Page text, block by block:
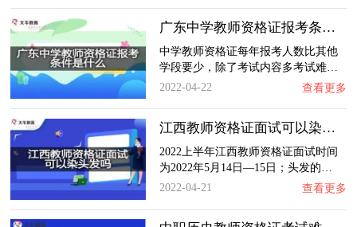
广东中学教师资格证报考条件是什么？
中学教师资格证每年报考人数比其他
学段要少，除了考试内容多考试难…
2022-04-22
查看更多
江西教师资格证面试可以染头发吗？
2022上半年江西教师资格证面试时间
为2022年5月14日—15日；头发的…
2022-04-21
查看更多